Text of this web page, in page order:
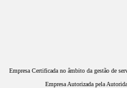
Empresa Certificada no âmbito da gestão de
Empresa Autorizada pela